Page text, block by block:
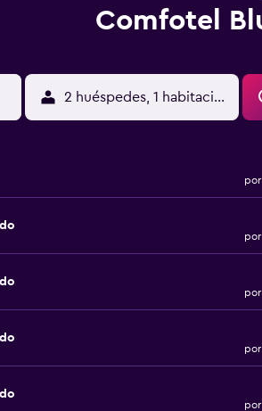
Comfotel
2 huéspedes, 1 habitación